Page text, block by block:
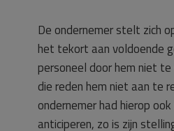
De ondernemer stelt zich
het tekort aan voldoende
personeel door hem niet
die reden hem niet aan te
ondernemer had hierop
anticiperen, zo is zijn